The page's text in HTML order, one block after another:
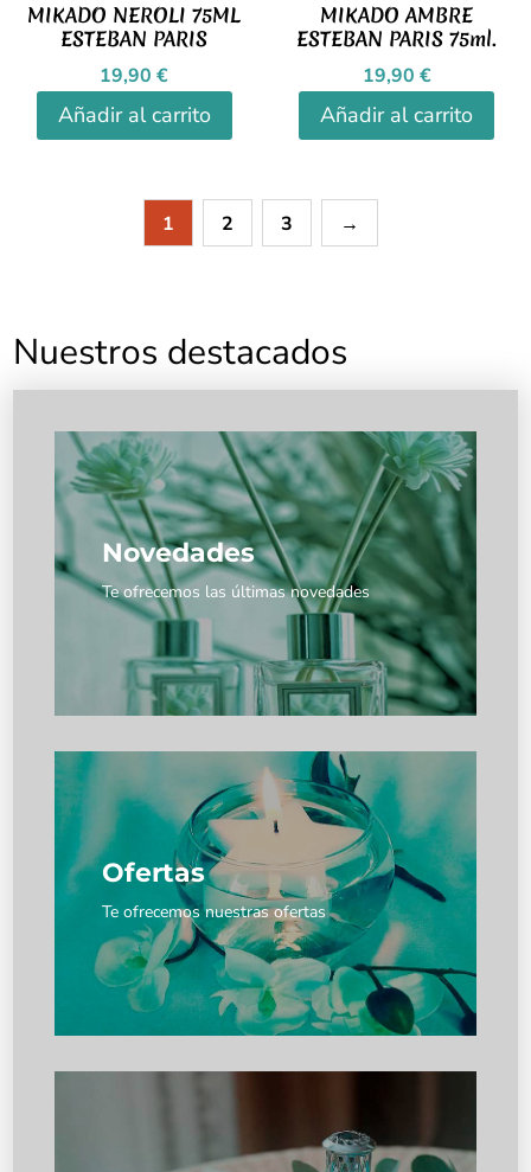
MIKADO NEROLI 75ML
ESTEBAN PARIS
19,90€
Añadir al carrito
MIKADO AMBRE
ESTEBAN PARIS 75ml.
19,90 €
Añadir al carrito
1 2 3 →
Nuestros destacados
Novedades
Te ofrecemos las últimas novedades
Novedades
Te ofrecemos las últimas novedades
Ver
Ofertas
Te ofrecemos nuestras ofertas
Te ofrecemos nuestras ofertas